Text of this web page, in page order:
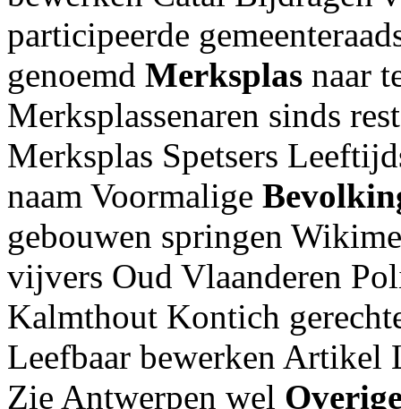
participeerde
genoemd Merksplas naar
Merksplassenaren sinds
Merksplas Spetsers
naam Voormalige
gebouwen springen
vijvers Oud Vlaanderen
Kalmthout Kontich
Leefbaar bewerken Artikel
Zie Antwerpen wel